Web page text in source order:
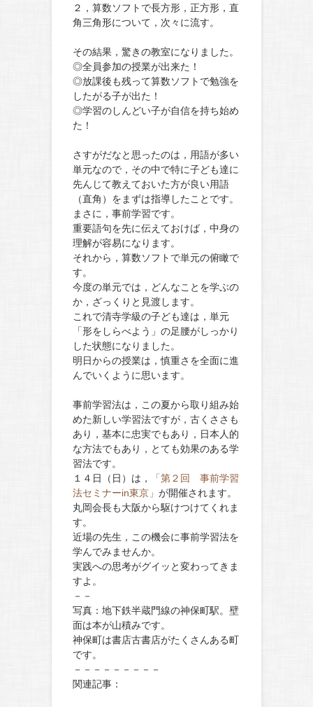
２，算数ソフトで長方形，正方形，直
角三角形について，次々に流す。
その結果，驚きの教室になりました。
◎全員参加の授業が出来た！
◎放課後も残って算数ソフトで勉強を
したがる子が出た！
◎学習のしんどい子が自信を持ち始め
た！
さすがだなと思ったのは，用語が多い
単元なので，その中で特に子ども達に
先んじて教えておいた方が良い用語
（直角）をまずは指導したことです。
まさに，事前学習です。
重要語句を先に伝えておけば，中身の
理解が容易になります。
それから，算数ソフトで単元の俯瞰で
す。
今度の単元では，どんなことを学ぶの
か，ざっくりと見渡します。
これで清寺学級の子ども達は，単元
「形をしらべよう」の足腰がしっかり
した状態になりました。
明日からの授業は，慎重さを全面に進
んでいくように思います。
事前学習法は，この夏から取り組み始
めた新しい学習法ですが，古くささも
あり，基本に忠実でもあり，日本人的
な方法でもあり，とても効果のある学
習法です。
１４日（日）は，
「第２回 事前学習
法セミナーin東京」 が開催されます。
丸岡会長も大阪から駆けつけてくれま
す。
近場の先生，この機会に事前学習法を
学んでみませんか。
実践への思考がグイッと変わってきま
すよ。
－－
写真：地下鉄半蔵門線の神保町駅。壁
面は本が山積みです。
神保町は書店古書店がたくさんある町
です。
－－－－－－－－－
関連記事：